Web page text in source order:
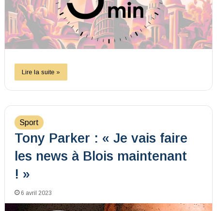
Lire la suite »
Sport
Tony Parker : « Je vais faire
les news à Blois maintenant
! »
6 avril 2023